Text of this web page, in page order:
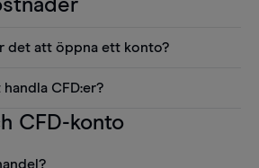
det att öppna ett konto?
som diagram, Reuters
kostnad.
CFD:er?
att tänka på när man
(för positioner som hålls öppna
CFD-konto